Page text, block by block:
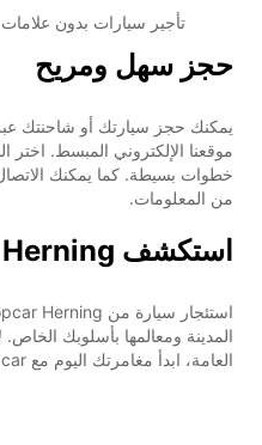
تأجير سيارات بدون علامات
حجز سهل ومريح
يمكنك حجز سيارتك أو شاحنتك
موقعنا الإلكتروني المبسط. اختر
خطوات بسيطة. كما يمكنك
من المعلومات.
استكشف Herning بأسلوبك الخاص
المدينة ومعالمها بأسلوبك
العامة، ابدأ مغامرتك اليوم مع Europcar.